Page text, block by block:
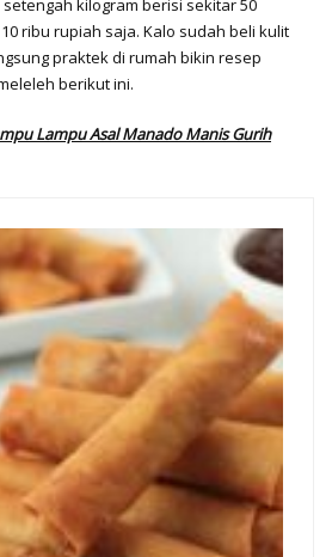
kilogram berisi sekitar 50
ribu rupiah saja. Kalo sudah beli kulit
praktek di rumah bikin resep
berikut ini.
Lampu Asal Manado Manis Gurih